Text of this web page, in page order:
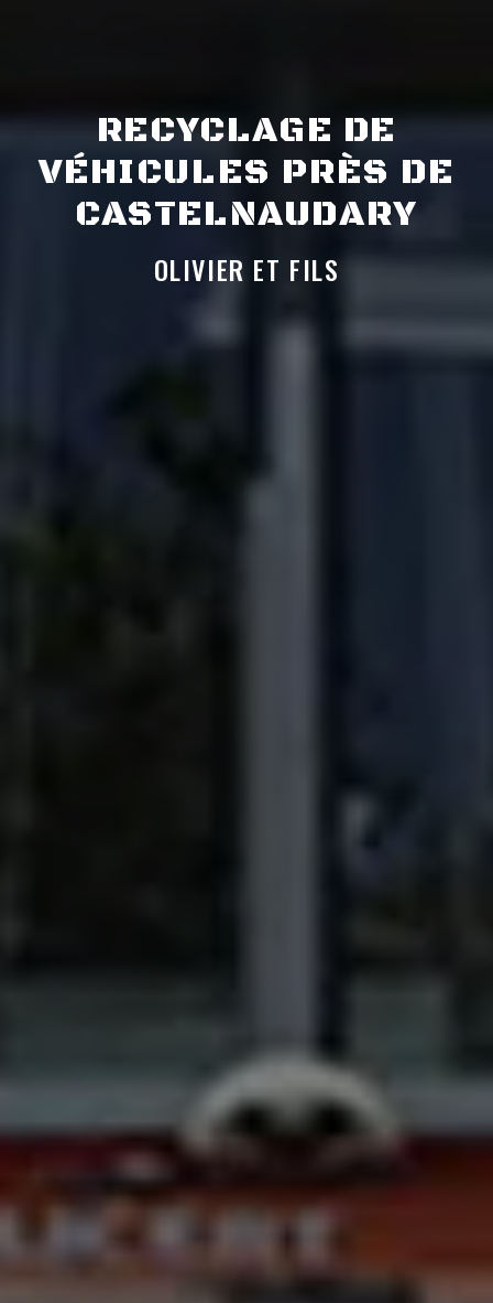
RECYCLAGE DE
VÉHICULES PRÈS DE
CASTELNAUDARY
OLIVIER ET FILS